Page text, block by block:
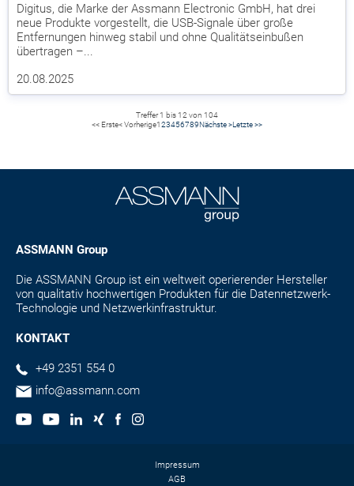
Digitus, die Marke der Assmann Electronic GmbH, hat drei
neue Produkte vorgestellt, die USB-Signale über große
Entfernungen hinweg stabil und ohne Qualitätseinbußen
übertragen –...
20.08.2025
Treffer 1 bis 12 von 104
<< Erste< Vorherige123456789Nächste >Letzte >>
ASSMANN Group
Die ASSMANN Group ist ein weltweit operierender Hersteller
von qualitativ hochwertigen Produkten für die Datennetzwerk-
Technologie und Netzwerkinfrastruktur.
KONTAKT
+49 2351 554 0
info@assmann.com
Impressum
AGB